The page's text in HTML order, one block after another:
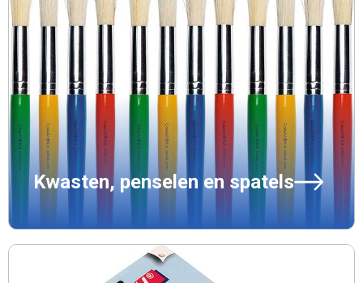
Kwasten, penselen en spatels